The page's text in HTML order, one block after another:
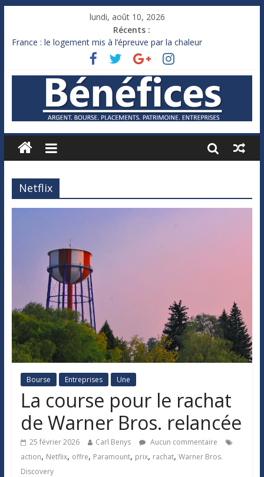
lundi, août 10, 2026
Récents :
France : le logement mis à l’épreuve par la chaleur
Des milliards de dollars de droits de douane déjà remboursés
Royaume-Uni : Andy Burnham recule sur l’impôt
Xavier Niel, le milliardaire qui ne touche presque rien
Ruée des fortunes russes vers l’étranger
Netflix
Bourse Entreprises Une
La course pour le rachat
de Warner Bros. relancée
25 février 2026 Carl Benys
Aucun commentaire
action, Netflix, offre, Paramount, prix, rachat, Warner Bros.
Discovery